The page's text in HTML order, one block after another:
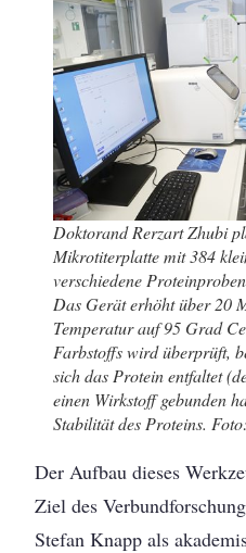
Doktorand Rerzart Zhubi
Mikrotiterplatte mit 384
verschiedene
Das Gerät erhöht über 20
Temperatur auf 95 Grad
Farbstoffs wird überprüft,
sich das Protein entfaltet
einen Wirkstoff gebunden
Stabilität des Proteins.
Der Aufbau dieses
Ziel des
Stefan Knapp als